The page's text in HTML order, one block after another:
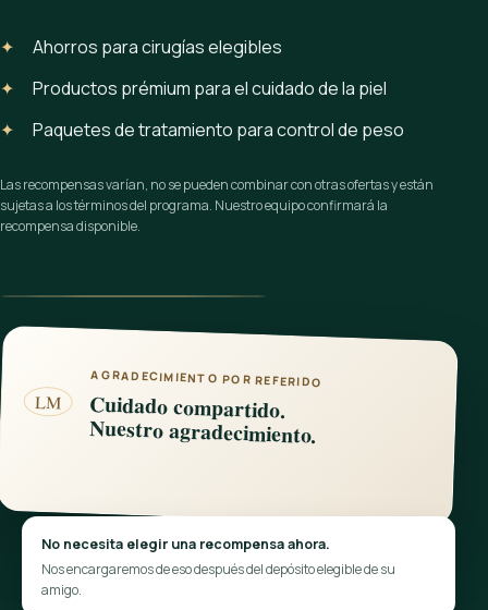
✦
Ahorros para cirugías elegibles
✦
Productos prémium para el cuidado de la piel
✦
Paquetes de tratamiento para control de peso
Las recompensas varían, no se pueden combinar con otras ofertas y están
sujetas a los términos del programa. Nuestro equipo confirmará la
recompensa disponible.
LM
AGRADECIMIENTO POR REFERIDO
Cuidado compartido.
Nuestro agradecimiento.
No necesita elegir una recompensa ahora.
Nos encargaremos de eso después del depósito elegible de su
amigo.